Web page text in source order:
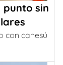
sin
con canesú